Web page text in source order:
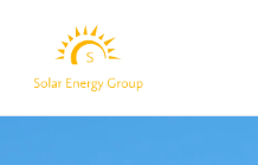
För ditt hem